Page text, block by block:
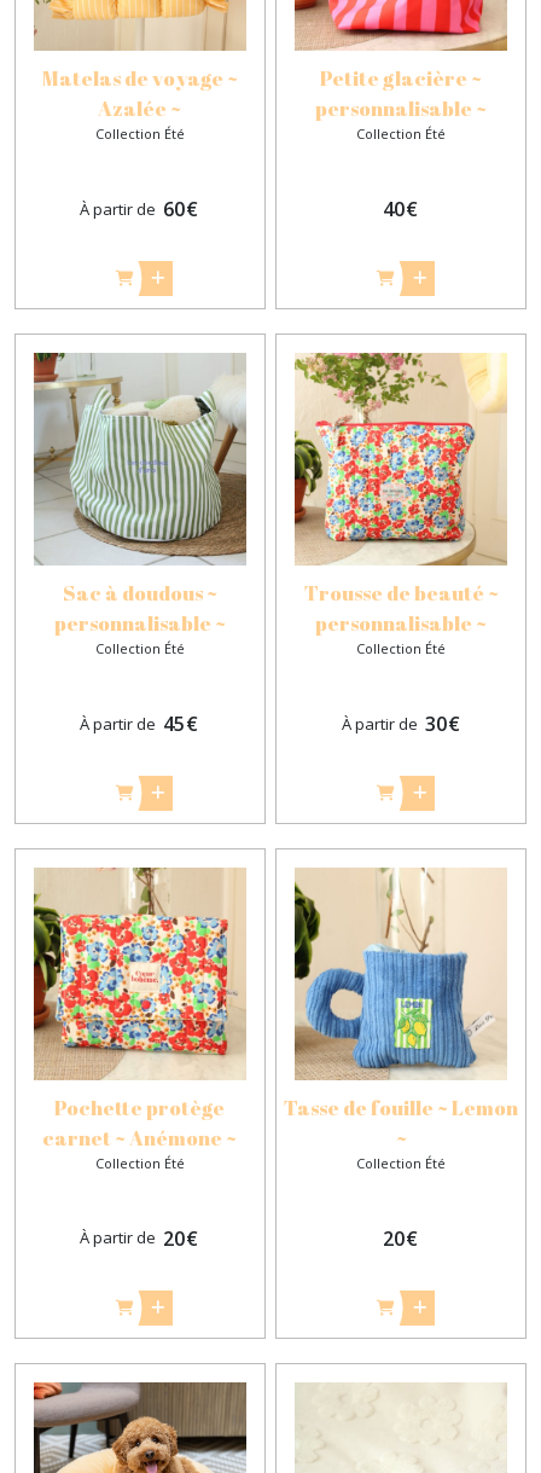
Matelas de voyage ~
Azalée ~
Collection Été
À partir de 60€
Petite glacière ~
personnalisable ~
Collection Été
40€
Sac à doudous ~
personnalisable ~
Collection Été
À partir de 45€
Trousse de beauté ~
personnalisable ~
Collection Été
À partir de 30€
Pochette protège
carnet ~ Anémone ~
Collection Été
À partir de 20€
Tasse de fouille ~ Lemon
~
Collection Été
20€